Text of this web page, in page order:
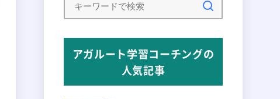
アガルート学習コーチングの
人気記事